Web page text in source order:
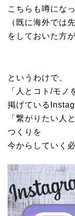
こちらも噂にな
（既に海外では
をしておいた方
というわけで、
「人とコト/モ
掲げている
「繋がりたい人
つくりを
今からしていく